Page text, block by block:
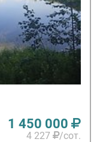
1 450 000
4 227
/сот.